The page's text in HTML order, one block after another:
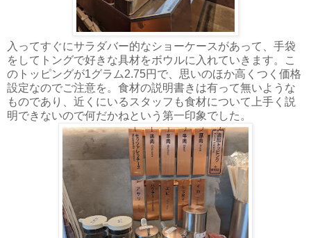
入ってすぐにサラダバー的なショーケースがあって、手袋
をしてトングで好きな具材をボウルに入れていきます。こ
のトッピングが1グラム2.75円で、思いのほか高くつく価格
設定なのでご注意を。食材の説明書きは有って無いような
ものであり、近くにいるスタッフも食材について上手く説
明できないので何だかねという第一印象でした。